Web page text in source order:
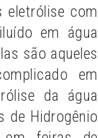
eletrólise com
em água
são aqueles
em
da água
de Hidrogênio